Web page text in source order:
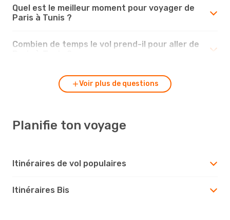
Quel est le meilleur moment pour voyager de
Paris à Tunis ?
Combien de temps le vol prend-il pour aller de
Voir plus de questions
Planifie ton voyage
Itinéraires de vol populaires
Itinéraires Bis